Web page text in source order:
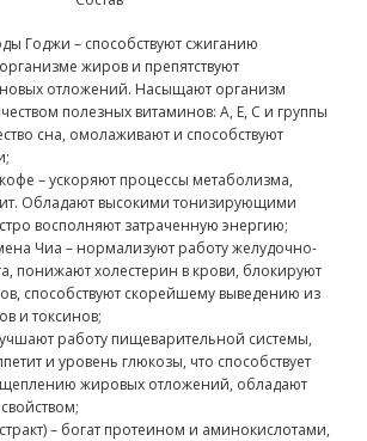
Годжи – способствуют сжиганию
жиров и препятствуют
отложений. Насыщают организм
полезных витаминов: A, E, C и группы
сна, омолаживают и способствуют
– ускоряют процессы метаболизма,
Обладают высокими тонизирующими
восполняют затраченную энергию;
Чиа – нормализуют работу желудочно-
понижают холестерин в крови, блокируют
способствуют скорейшему выведению из
и токсинов;
работу пищеварительной системы,
и уровень глюкозы, что способствует
жировых отложений, обладают
– богат протеином и аминокислотами,